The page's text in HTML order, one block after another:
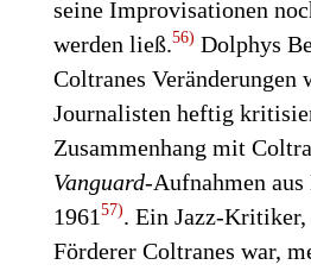
seine Improvisationen
werden ließ.56) Dolphys
Coltranes Veränderungen
Journalisten heftig
Zusammenhang mit
Vanguard-Aufnahmen aus
1961 57). Ein Jazz-Kritiker,
Förderer Coltranes war,